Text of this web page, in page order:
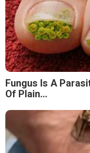
Fungus Is A
Of Plain...